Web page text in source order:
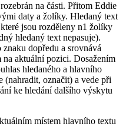
na části. Přitom Eddie
daty a žolíky. Hledaný text
jsou rozděleny n­1 žolíky
hledaný text nepasuje).
dopředu a srovnává
aktuální pozici. Dosažením
hledaného a hlavního
(nahradit, označit) a vede při
ke hledání dalšího výskytu
místem hlavního textu